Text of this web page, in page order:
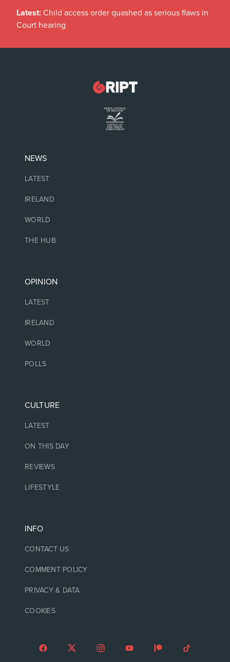
Latest: Child access order quashed as serious flaws in
Court hearing
NEWS
LATEST
IRELAND
WORLD
THE HUB
OPINION
LATEST
IRELAND
WORLD
POLLS
CULTURE
LATEST
ON THIS DAY
REVIEWS
LIFESTYLE
INFO
CONTACT US
COMMENT POLICY
PRIVACY & DATA
COOKIES